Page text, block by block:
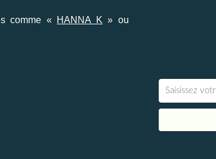
comme « HANNA K » ou